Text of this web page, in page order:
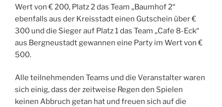
Wert von € 200, Platz 2 das Team „Baumhof 2“
ebenfalls aus der Kreisstadt einen Gutschein über €
300 und die Sieger auf Platz 1 das Team „Cafe 8-Eck“
aus Bergneustadt gewannen eine Party im Wert von €
500.
Alle teilnehmenden Teams und die Veranstalter waren
sich einig, dass der zeitweise Regen den Spielen
keinen Abbruch getan hat und freuen sich auf die